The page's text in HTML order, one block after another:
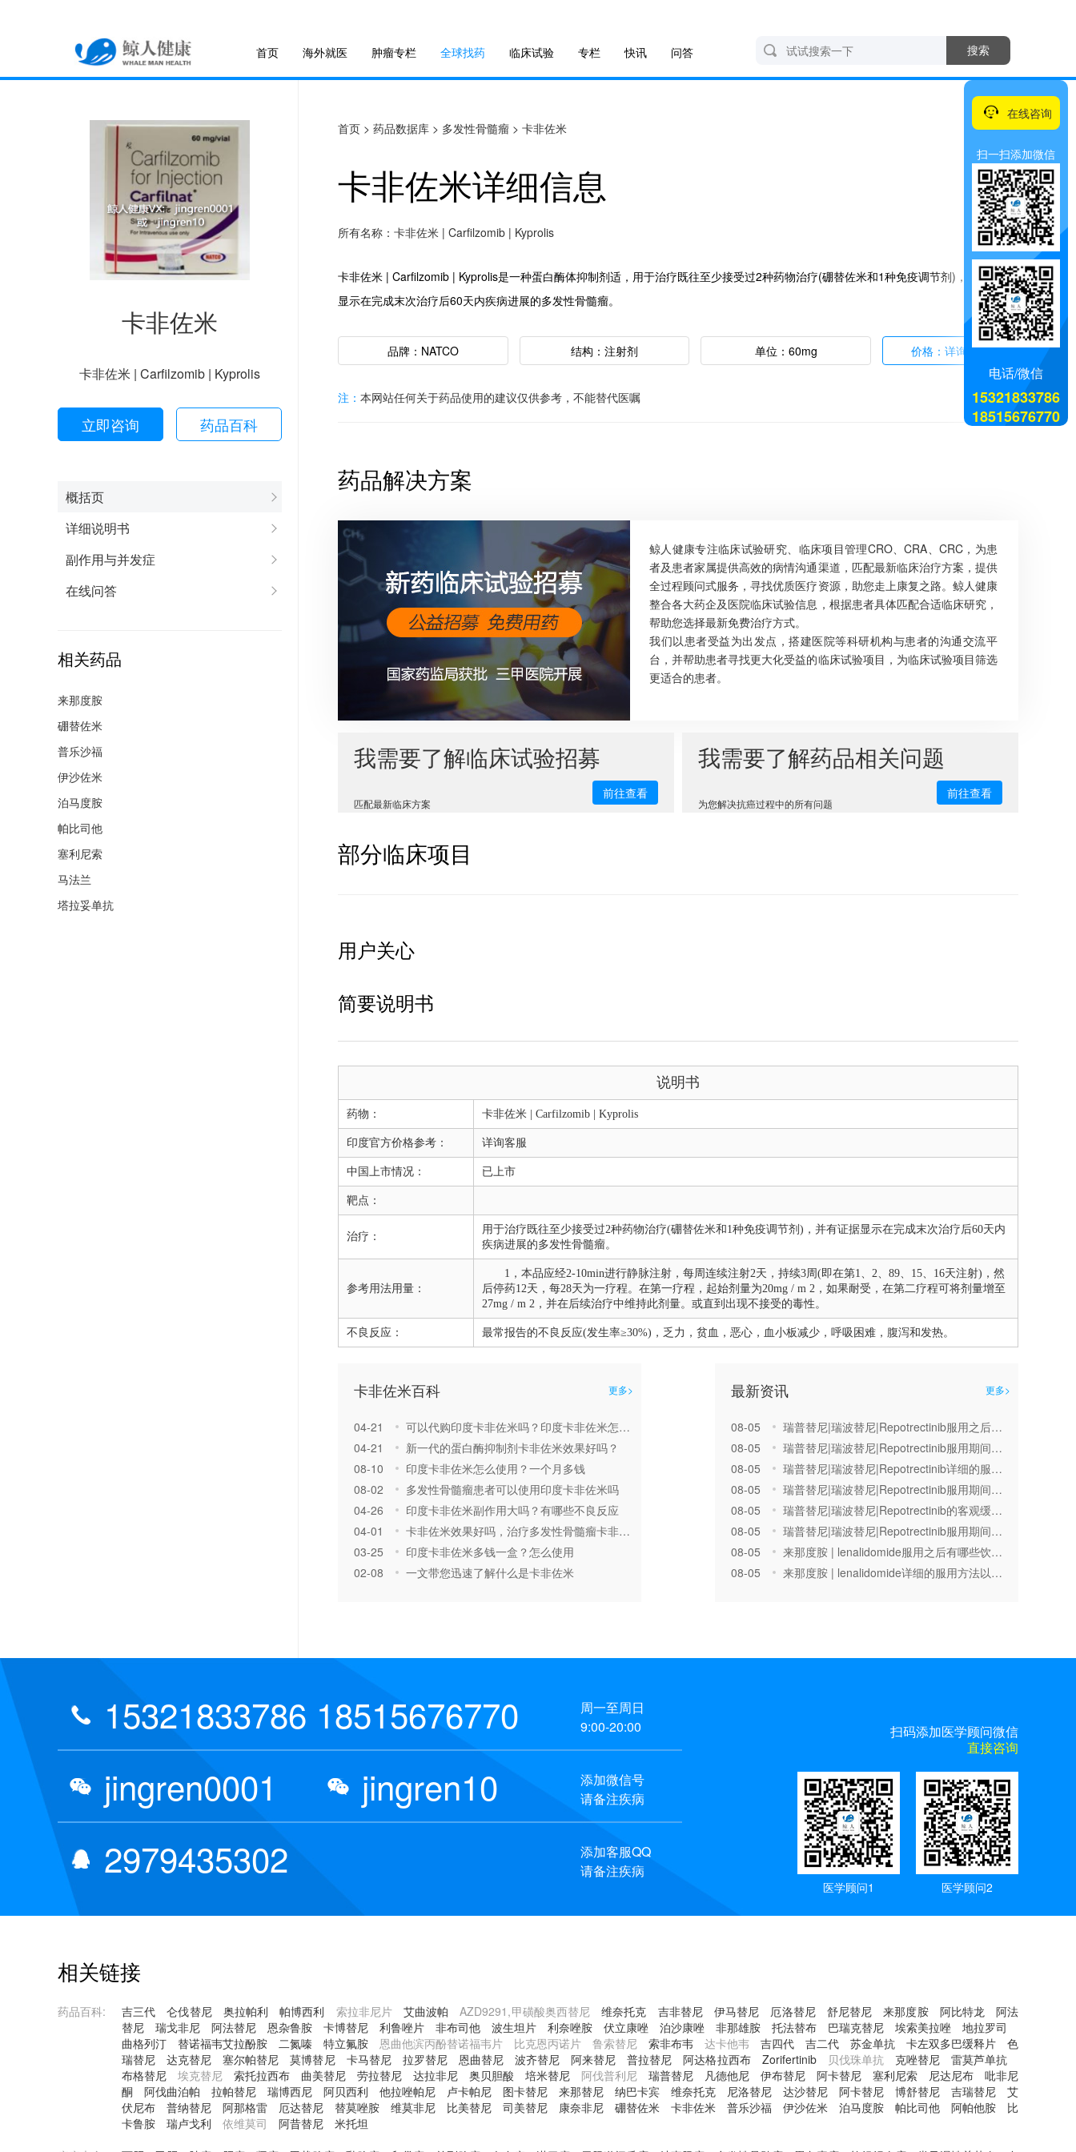
首页 海外就医 肿瘤专栏 全球找药 临床试验 专栏 快讯 问答 搜索
卡非佐米
卡非佐米 | Carfilzomib | Kyprolis
立即咨询 药品百科
概括页
详细说明书
副作用与并发症
在线问答
相关药品
来那度胺
硼替佐米
普乐沙福
伊沙佐米
泊马度胺
帕比司他
塞利尼索
马法兰
塔拉妥单抗
首页 > 药品数据库 > 多发性骨髓瘤 > 卡非佐米
卡非佐米详细信息
所有名称：卡非佐米 | Carfilzomib | Kyprolis
卡非佐米 | Carfilzomib | Kyprolis是一种蛋白酶体抑制剂适，用于治疗既往至少接受过2种药物治疗(硼替佐米和1种免疫调节剂)，并有证据
显示在完成末次治疗后60天内疾病进展的多发性骨髓瘤。
品牌：NATCO 结构：注射剂 单位：60mg 价格：详询客服
注： 本网站任何关于药品使用的建议仅供参考，不能替代医嘱
药品解决方案
鲸人健康专注临床试验研究、临床项目管理CRO、CRA、CRC，为患
者及患者家属提供高效的病情沟通渠道，匹配最新临床治疗方案，提供
全过程顾问式服务，寻找优质医疗资源，助您走上康复之路。鲸人健康
整合各大药企及医院临床试验信息，根据患者具体匹配合适临床研究，
帮助您选择最新免费治疗方式。
我们以患者受益为出发点，搭建医院等科研机构与患者的沟通交流平
台，并帮助患者寻找更大化受益的临床试验项目，为临床试验项目筛选
更适合的患者。
我需要了解临床试验招募
匹配最新临床方案
前往查看
我需要了解药品相关问题
为您解决抗癌过程中的所有问题
前往查看
部分临床项目
用户关心
简要说明书
说明书
药物： 卡非佐米 | Carfilzomib | Kyprolis
印度官方价格参考： 详询客服
中国上市情况： 已上市
靶点：
治疗：
用于治疗既往至少接受过2种药物治疗(硼替佐米和1种免疫调节剂)，并有证据显示在完成末次治疗后60天内
疾病进展的多发性骨髓瘤。
参考用法用量：
1，本品应经2-10min进行静脉注射，每周连续注射2天，持续3周(即在第1、2、89、15、16天注射)，然
后停药12天，每28天为一疗程。在第一疗程，起始剂量为20mg / m 2，如果耐受，在第二疗程可将剂量增至
27mg / m 2，并在后续治疗中维持此剂量。或直到出现不接受的毒性。
不良反应： 最常报告的不良反应(发生率≥30%)，乏力，贫血，恶心，血小板减少，呼吸困难，腹泻和发热。
卡非佐米百科 更多>
04-21
可以代购印度卡非佐米吗？印度卡非佐米怎么使用
04-21
新一代的蛋白酶抑制剂卡非佐米效果好吗？
08-10
印度卡非佐米怎么使用？一个月多钱
08-02
多发性骨髓瘤患者可以使用印度卡非佐米吗
04-26
印度卡非佐米副作用大吗？有哪些不良反应
04-01
卡非佐米效果好吗，治疗多发性骨髓瘤卡非佐米更胜一筹
03-25
印度卡非佐米多钱一盒？怎么使用
02-08
一文带您迅速了解什么是卡非佐米
最新资讯 更多>
08-05
瑞普替尼|瑞波替尼|Repotrectinib服用之后有哪些饮食的禁忌？服用的时候需要空腹还是随餐？
08-05
瑞普替尼|瑞波替尼|Repotrectinib服用期间会有明显的胃肠道不良反应吗？是否会腹泻？
08-05
瑞普替尼|瑞波替尼|Repotrectinib详细的服用方法以及明显的副作用具体是都有哪些？
08-05
瑞普替尼|瑞波替尼|Repotrectinib服用期间有哪些禁忌？服用其他药物需要至少间隔几个小时？
08-05
瑞普替尼|瑞波替尼|Repotrectinib的客观缓解率是多少？能够延长无进展生存期吗？
08-05
瑞普替尼|瑞波替尼|Repotrectinib服用期间会产生骨髓抑制的不良反应从而引起血小板的大量减少吗？
08-05
来那度胺 | lenalidomide服用之后有哪些饮食的禁忌？服用的时候需要空腹还是随餐？
08-05
来那度胺 | lenalidomide详细的服用方法以及明显的副作用具体是都有哪些？
在线咨询
扫一扫添加微信
电话/微信
15321833786
18515676770
15321833786 18515676770
周一至周日
9:00-20:00
jingren0001 jingren10
添加微信号
请备注疾病
2979435302
添加客服QQ
请备注疾病
扫码添加医学顾问微信
直接咨询
医学顾问1 医学顾问2
相关链接
药品百科: 吉三代 仑伐替尼 奥拉帕利 帕博西利 索拉非尼片艾曲波帕 AZD9291,甲磺酸奥西替尼维奈托克 吉非替尼 伊马替尼 厄洛替尼 舒尼替尼 来那度胺 阿比特龙
阿法
替尼
瑞戈非尼 阿法替尼 恩杂鲁胺 卡博替尼 利鲁唑片 非布司他 波生坦片 利奈唑胺 伏立康唑 泊沙康唑 非那雄胺 托法替布 巴瑞克替尼 埃索美拉唑
地拉罗司
曲格列汀
替诺福韦艾拉酚胺 二氮嗪 特立氟胺 恩曲他滨丙酚替诺福韦片 比克恩丙诺片 鲁索替尼 索非布韦 达卡他韦 吉四代 吉二代 苏金单抗 卡左双多巴缓释片
色
瑞替尼
达克替尼 塞尔帕替尼 莫博替尼 卡马替尼 拉罗替尼 恩曲替尼 波齐替尼 阿来替尼 普拉替尼 阿达格拉西布 Zorifertinib贝伐珠单抗 克唑替尼
雷莫芦单抗
布格替尼 埃克替尼 索托拉西布 曲美替尼 劳拉替尼 达拉非尼 奥贝胆酸 培米替尼 阿伐普利尼 瑞普替尼 凡德他尼 伊布替尼 阿卡替尼 塞利尼索 尼达尼布
吡非尼
酮
阿伐曲泊帕 拉帕替尼 瑞博西尼 阿贝西利 他拉唑帕尼 卢卡帕尼 图卡替尼 来那替尼 纳巴卡宾 维奈托克 尼洛替尼 达沙替尼 阿卡替尼 博舒替尼 吉瑞替尼
艾
伏尼布
普纳替尼 阿那格雷 厄达替尼 替莫唑胺 维莫非尼 比美替尼 司美替尼 康奈非尼 硼替佐米 卡非佐米 普乐沙福 伊沙佐米 泊马度胺 帕比司他 阿帕他胺
比
卡鲁胺
瑞卢戈利 依维莫司 阿昔替尼
米托坦